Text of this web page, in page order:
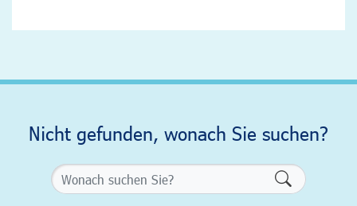
Nicht gefunden, wonach Sie suchen?